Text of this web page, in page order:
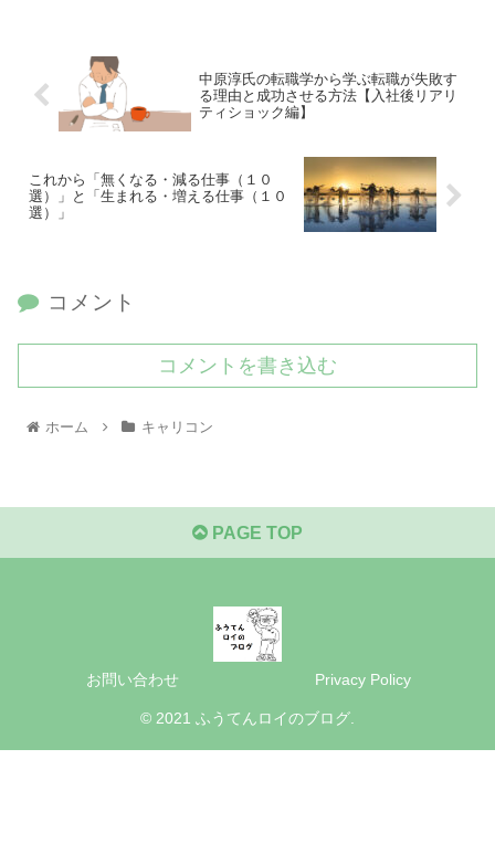
中原淳氏の転職学から学ぶ転職が失敗す
る理由と成功させる方法【入社後リアリ
ティショック編】
これから「無くなる・減る仕事（１０
選）」と「生まれる・増える仕事（１０
選）」
コメント
コメントを書き込む
ホーム キャリコン
PAGE TOP
お問い合わせ Privacy Policy
© 2021 ふうてんロイのブログ.